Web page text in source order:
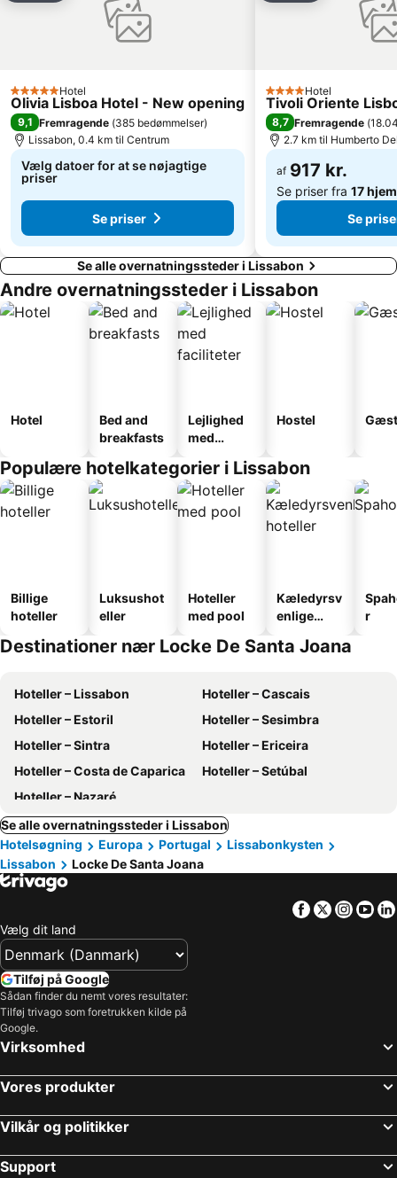
Alameda Dom Afonso Henriques
Comporta beach
Saldanha Residence
Centro Comercial Roma
Lumiar
Oceanarium Lissabon
5 StjernerHotel
Olivia Lisboa Hotel - New opening
9,1 Fremragende (385 bedømmelser)
Lissabon, 0.4 km til Centrum
Vælg datoer for at se nøjagtige
priser
Se priser
4 Stjerner
Hotel
Tivoli Oriente
8,7 Fremragende (
2.7 km til Humberto
af 917 kr.
Se priser fra 17
Se
Se alle overnatningssteder i Lissabon
Andre overnatningssteder i Lissabon
Hotel
Bed and
breakfasts
Lejlighed
med
Hostel
Populære hotelkategorier i Lissabon
Billige
hoteller
Luksushot
eller
Hoteller
med pool
Kæledyrsv
enlige
r
Destinationer nær Locke De Santa Joana
Hoteller – Lissabon
Hoteller – Cascais
Hoteller – Estoril
Hoteller – Sesimbra
Hoteller – Sintra
Hoteller – Ericeira
Hoteller – Costa de Caparica
Hoteller – Setúbal
Hoteller – Nazaré
Se alle overnatningssteder i Lissabon
Hotelsøgning
Europa Portugal
Lissabonkysten
Lissabon
Locke De Santa Joana
Facebook
Twitter
Vælg dit land
Tilføj på Google
Sådan finder du nemt vores resultater:
Tilføj trivago som foretrukken kilde på
Google.
Virksomhed
Vores produkter
Vilkår og politikker
Support